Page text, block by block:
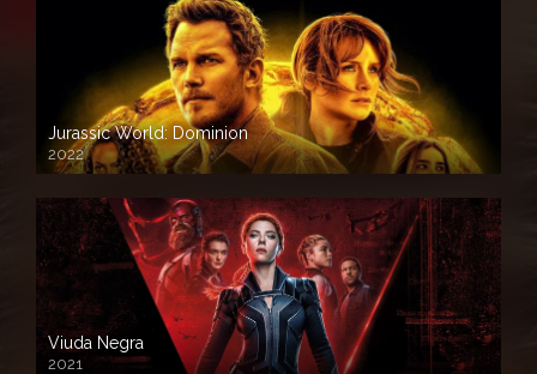
Jurassic World: Dominion
2022
Viuda Negra
2021